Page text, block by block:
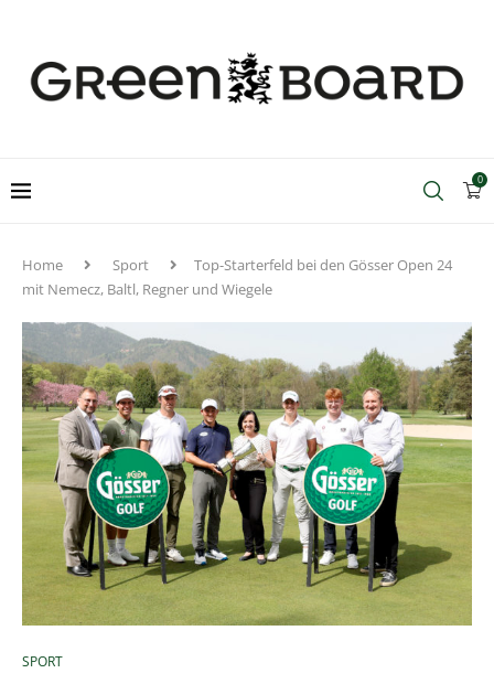
0
Home Sport
Top-Starterfeld bei den Gösser Open 24
mit Nemecz, Baltl, Regner und Wiegele
SPORT